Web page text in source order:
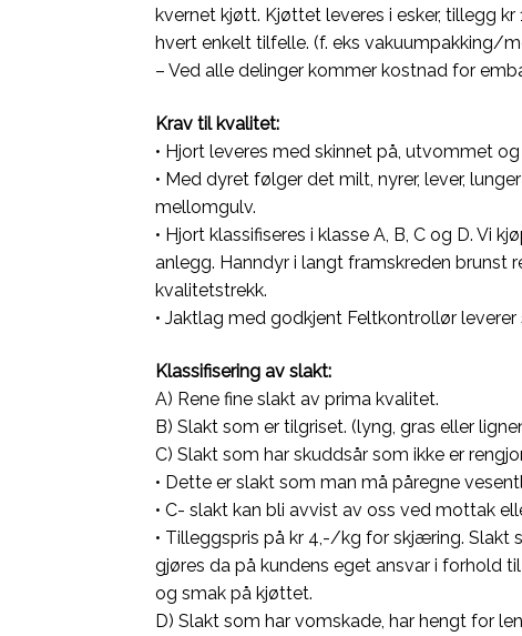
kvernet kjøtt. Kjøttet leveres i esker, tillegg kr
hvert enkelt tilfelle. (f. eks vakuumpakking/
– Ved alle delinger kommer kostnad for
Krav til kvalitet:
• Hjort leveres med skinnet på, utvommet
• Med dyret følger det milt, nyrer, lever,
mellomgulv.
• Hjort klassifiseres i klasse A, B, C og D.
anlegg. Hanndyr i langt framskreden brunst
kvalitetstrekk.
• Jaktlag med godkjent Feltkontrollør
Klassifisering av slakt:
A) Rene fine slakt av prima kvalitet.
B) Slakt som er tilgriset. (lyng, gras eller
C) Slakt som har skuddsår som ikke er
• Dette er slakt som man må påregne
• C- slakt kan bli avvist av oss ved mottak
• Tilleggspris på kr 4,-/kg for skjæring. Slakt
gjøres da på kundens eget ansvar i forhold
og smak på kjøttet.
D) Slakt som har vomskade, har hengt for